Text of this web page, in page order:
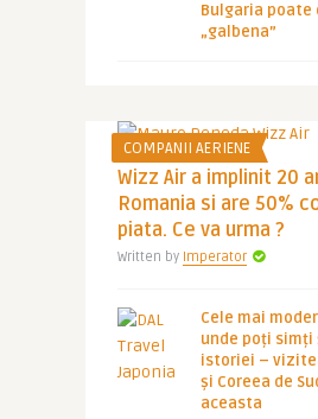
Bulgaria poate
„galbena”
COMPANII AERIENE
Wizz Air a implinit 20
Romania si are 50%
piata. Ce va urma ?
Written by Imperator
Cele mai
unde poți simți
istoriei –
și Coreea de
aceasta